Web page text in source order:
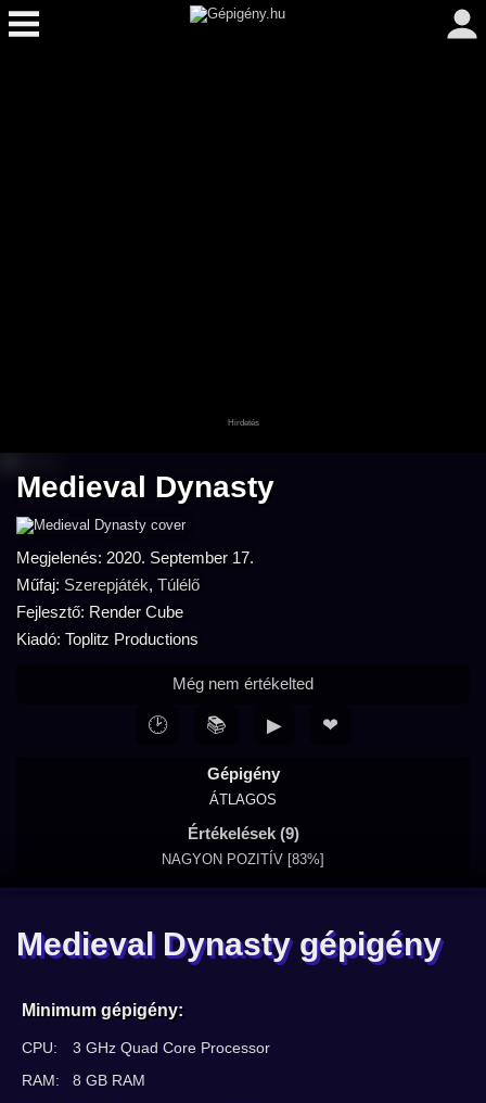
Medieval Dynasty
Megjelenés: 2020. September 17.
Műfaj: Szerepjáték, Túlélő
Fejlesztő: Render Cube
Kiadó: Toplitz Productions
Gépigény
ÁTLAGOS
Értékelések (9)
NAGYON POZITÍV [83%]
Még nem értékelted
🕑 📚 ▶ ❤
Medieval Dynasty gépigény
Minimum gépigény:
CPU:
3 GHz Quad Core Processor
RAM:
8 GB RAM